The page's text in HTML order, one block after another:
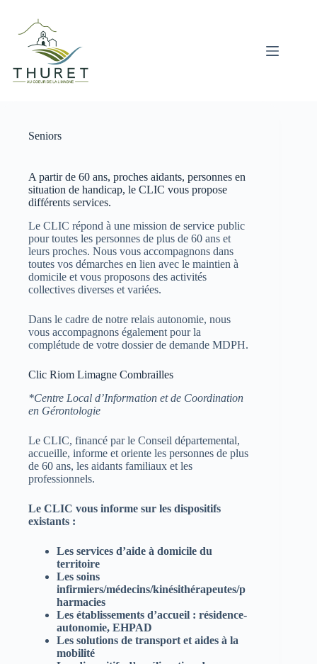
contenu
Seniors
A partir de 60 ans, proches aidants, personnes en
situation de handicap, le CLIC vous propose
différents services.
Le CLIC répond à une mission de service public
pour toutes les personnes de plus de 60 ans et
leurs proches. Nous vous accompagnons dans
toutes vos démarches en lien avec le maintien à
domicile et vous proposons des activités
collectives diverses et variées.
Dans le cadre de notre relais autonomie, nous
vous accompagnons également pour la
complétude de votre dossier de demande MDPH.
Clic Riom Limagne Combrailles
*Centre Local d’Information et de Coordination
en Gérontologie
Le CLIC, financé par le Conseil départemental,
accueille, informe et oriente les personnes de plus
de 60 ans, les aidants familiaux et les
professionnels.
Le CLIC vous informe sur les dispositifs
existants :
Les services d’aide à domicile du
territoire
Les soins
infirmiers/médecins/kinésithérapeutes/p
harmacies
Les établissements d’accueil : résidence-
autonomie, EHPAD
Les solutions de transport et aides à la
mobilité